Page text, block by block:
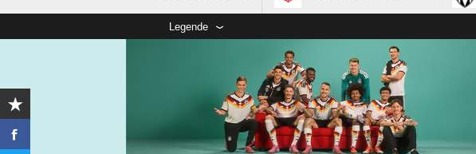
Legende